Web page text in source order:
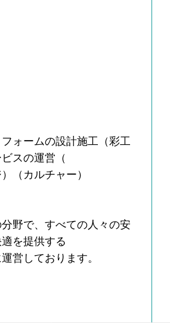
ォームの設計施工（彩工
スの運営（
（カルチャー）
野で、すべての人々の安
を提供する
営しております。